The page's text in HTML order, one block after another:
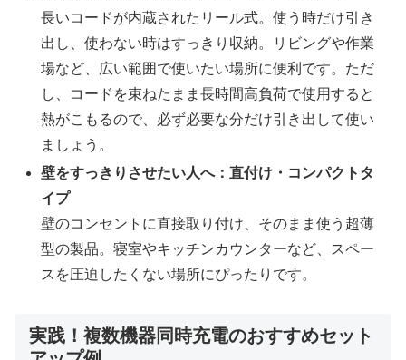
長いコードが内蔵されたリール式。使う時だけ引き
出し、使わない時はすっきり収納。リビングや作業
場など、広い範囲で使いたい場所に便利です。ただ
し、コードを束ねたまま長時間高負荷で使用すると
熱がこもるので、必ず必要な分だけ引き出して使い
ましょう。
壁をすっきりさせたい人へ：直付け・コンパクトタ
イプ
壁のコンセントに直接取り付け、そのまま使う超薄
型の製品。寝室やキッチンカウンターなど、スペー
スを圧迫したくない場所にぴったりです。
実践！複数機器同時充電のおすすめセット